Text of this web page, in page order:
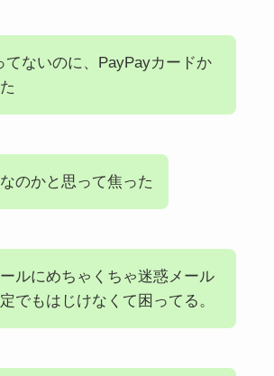
てないのに、PayPayカードか
のかと思って焦った
ルにめちゃくちゃ迷惑メール
でもはじけなくて困ってる。